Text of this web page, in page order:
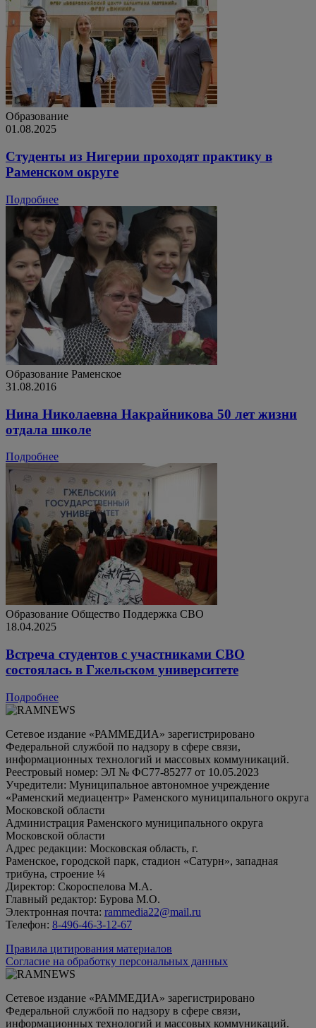
Образование
01.08.2025
Студенты из Нигерии проходят практику в
Раменском округе
Подробнее
Образование Раменское
31.08.2016
Нина Николаевна Накрайникова 50 лет жизни
отдала школе
Подробнее
Образование Общество Поддержка СВО
18.04.2025
Встреча студентов с участниками СВО
состоялась в Гжельском университете
Подробнее
Сетевое издание «РАММЕДИА» зарегистрировано
Федеральной службой по надзору в сфере связи,
информационных технологий и массовых коммуникаций.
Реестровый номер: ЭЛ № ФС77-85277 от 10.05.2023
Учредители: Муниципальное автономное учреждение
«Раменский медиацентр» Раменского муниципального округа
Московской области
Администрация Раменского муниципального округа
Московской области
Адрес редакции: Московская область, г.
Раменское, городской парк, стадион «Сатурн», западная
трибуна, строение ¼
Директор: Скороспелова М.А.
Главный редактор: Бурова М.О.
Электронная почта: rammedia22@mail.ru
Телефон: 8-496-46-3-12-67
Правила цитирования материалов
Согласие на обработку персональных данных
Сетевое издание «РАММЕДИА» зарегистрировано
Федеральной службой по надзору в сфере связи,
информационных технологий и массовых коммуникаций.